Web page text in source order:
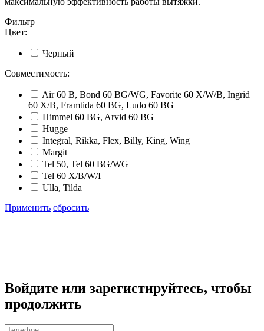
Фильтр
Цвет:
Черный
Совместимость:
Air 60 B, Bond 60 BG/WG, Favorite 60 X/W/B, Ingrid
60 X/B, Framtida 60 BG, Ludo 60 BG
Himmel 60 BG, Arvid 60 BG
Hugge
Integral, Rikka, Flex, Billy, King, Wing
Margit
Tel 50, Tel 60 BG/WG
Tel 60 X/B/W/I
Ulla, Tilda
Применить сбросить
Войдите или зарегистируйтесь, чтобы
продолжить